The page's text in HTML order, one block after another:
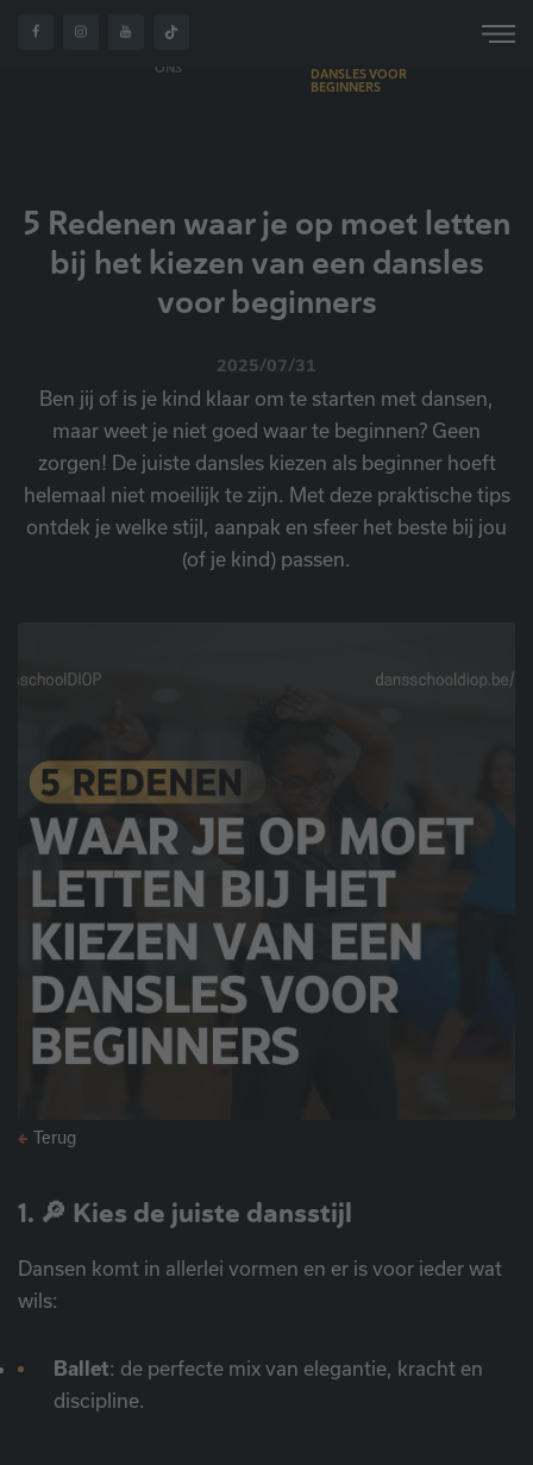
ONS DANSLES VOOR
BEGINNERS
5 Redenen waar je op moet letten
bij het kiezen van een dansles
voor beginners
2025/07/31
Ben jij of is je kind klaar om te starten met dansen,
maar weet je niet goed waar te beginnen? Geen
zorgen! De juiste dansles kiezen als beginner hoeft
helemaal niet moeilijk te zijn. Met deze praktische tips
ontdek je welke stijl, aanpak en sfeer het beste bij jou
(of je kind) passen.
Terug
1. 🔎 Kies de juiste dansstijl
Dansen komt in allerlei vormen en er is voor ieder wat
wils:
Ballet: de perfecte mix van elegantie, kracht en
discipline.